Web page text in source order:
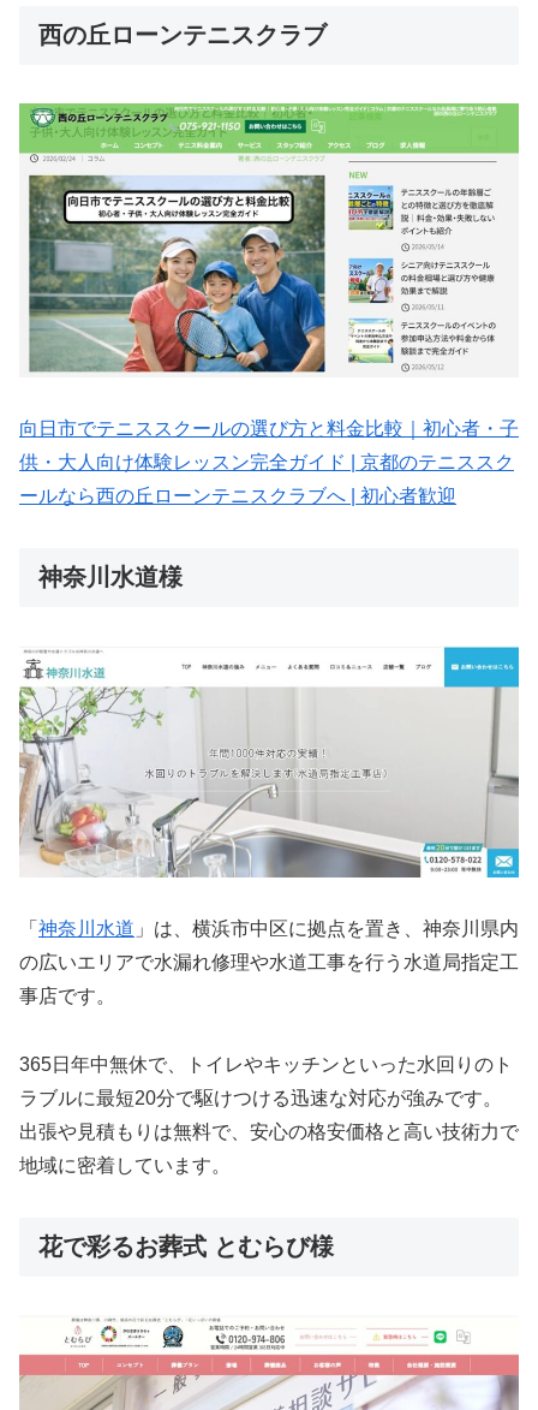
西の丘ローンテニスクラブ
向日市でテニススクールの選び方と料金比較｜初心者・子
供・大人向け体験レッスン完全ガイド | 京都のテニススク
ールなら西の丘ローンテニスクラブへ | 初心者歓迎
神奈川水道様
「 神奈川水道 」は、横浜市中区に拠点を置き、神奈川県内
の広いエリアで水漏れ修理や水道工事を行う水道局指定工
事店です。
365日年中無休で、トイレやキッチンといった水回りのト
ラブルに最短20分で駆けつける迅速な対応が強みです。
出張や見積もりは無料で、安心の格安価格と高い技術力で
地域に密着しています。
花で彩るお葬式 とむらび様